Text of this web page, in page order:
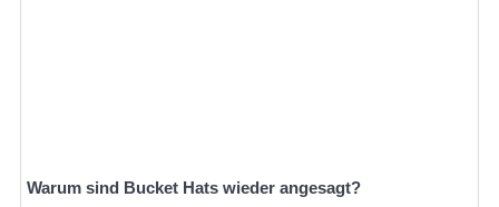
Warum sind Bucket Hats wieder angesagt?